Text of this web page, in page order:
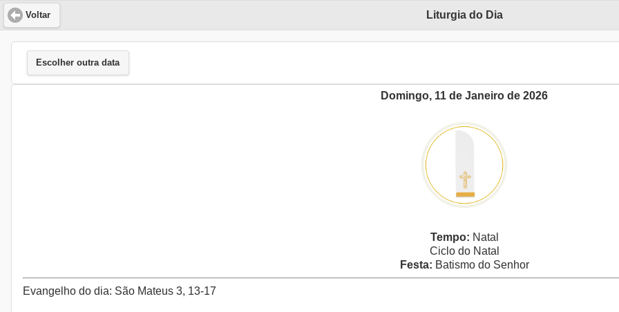
Liturgia do Dia
Voltar
Escolher outra data
Domingo, 11 de Janeiro de 2026
Tempo: Natal
Ciclo do Natal
Festa: Batismo do Senhor
Evangelho do dia: São Mateus 3, 13-17